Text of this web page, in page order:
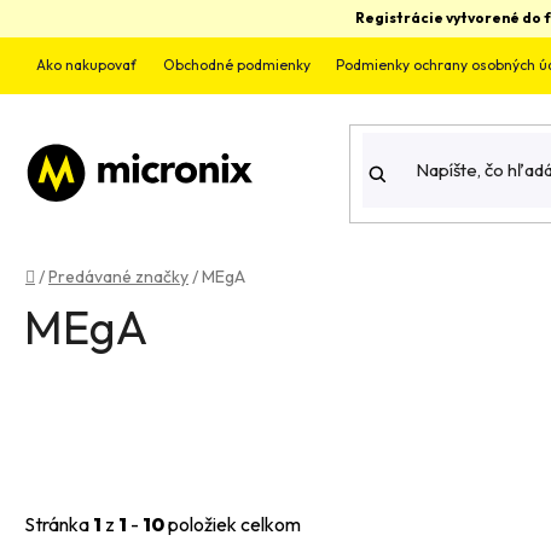
na
obsah
Registrácie vytvorené do
Ako nakupovať Obchodné podmienky Podmienky ochrany osobných
Domov
/Predávané značky/MEgA
MEgA
Stránka 1 z 1 - 10položiek celkom